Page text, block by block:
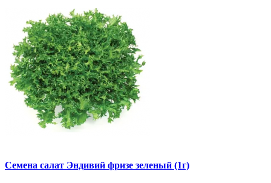
Семена салат Эндивий фризе зеленый (1г)